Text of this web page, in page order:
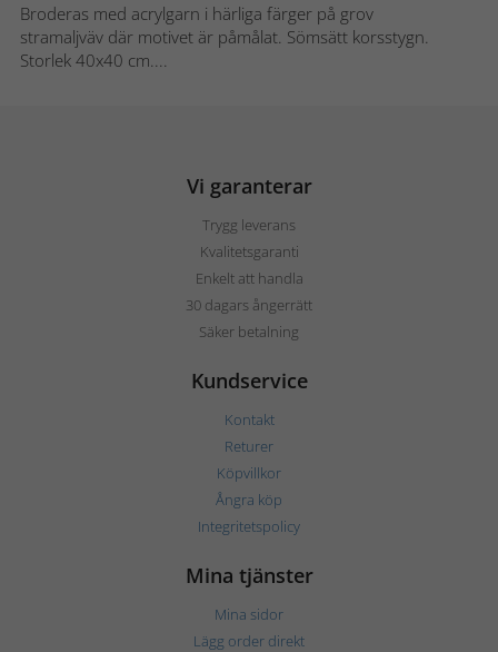
Broderas med acrylgarn i härliga färger på grov
stramaljväv där motivet är påmålat. Sömsätt korsstygn.
Storlek 40x40 cm....
Vi garanterar
Trygg leverans
Kvalitetsgaranti
Enkelt att handla
30 dagars ångerrätt
Säker betalning
Kundservice
Kontakt
Returer
Köpvillkor
Ångra köp
Integritetspolicy
Mina tjänster
Mina sidor
Lägg order direkt